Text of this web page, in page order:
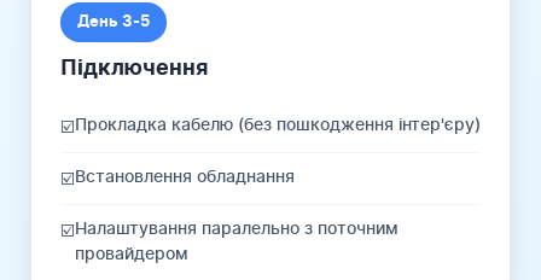
День 3-5
Підключення
☑️Прокладка кабелю (без пошкодження інтер'єру)
☑️Встановлення обладнання
☑️Налаштування паралельно з поточним
провайдером